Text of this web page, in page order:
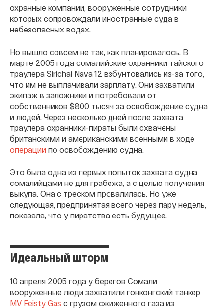
охранные компании, вооруженные сотрудники
которых сопровождали иностранные суда в
небезопасных водах.
Но вышло совсем не так, как планировалось. В
марте 2005 года сомалийские охранники тайского
траулера Sirichai Nava 12 взбунтовались из-за того,
что им не выплачивали зарплату. Они захватили
экипаж в заложники и потребовали от
собственников $800 тысяч за освобождение судна
и людей. Через несколько дней после захвата
траулера охранники-пираты были схвачены
британскими и американскими военными в ходе
операции по освобождению судна.
Это была одна из первых попыток захвата судна
сомалийцами не для грабежа, а с целью получения
выкупа. Она с треском провалилась. Но уже
следующая, предпринятая всего через пару недель,
показала, что у пиратства есть будущее.
Идеальный шторм
10 апреля 2005 года у берегов Сомали
вооруженные люди захватили гонконгский танкер
MV Feisty Gas с грузом сжиженного газа из